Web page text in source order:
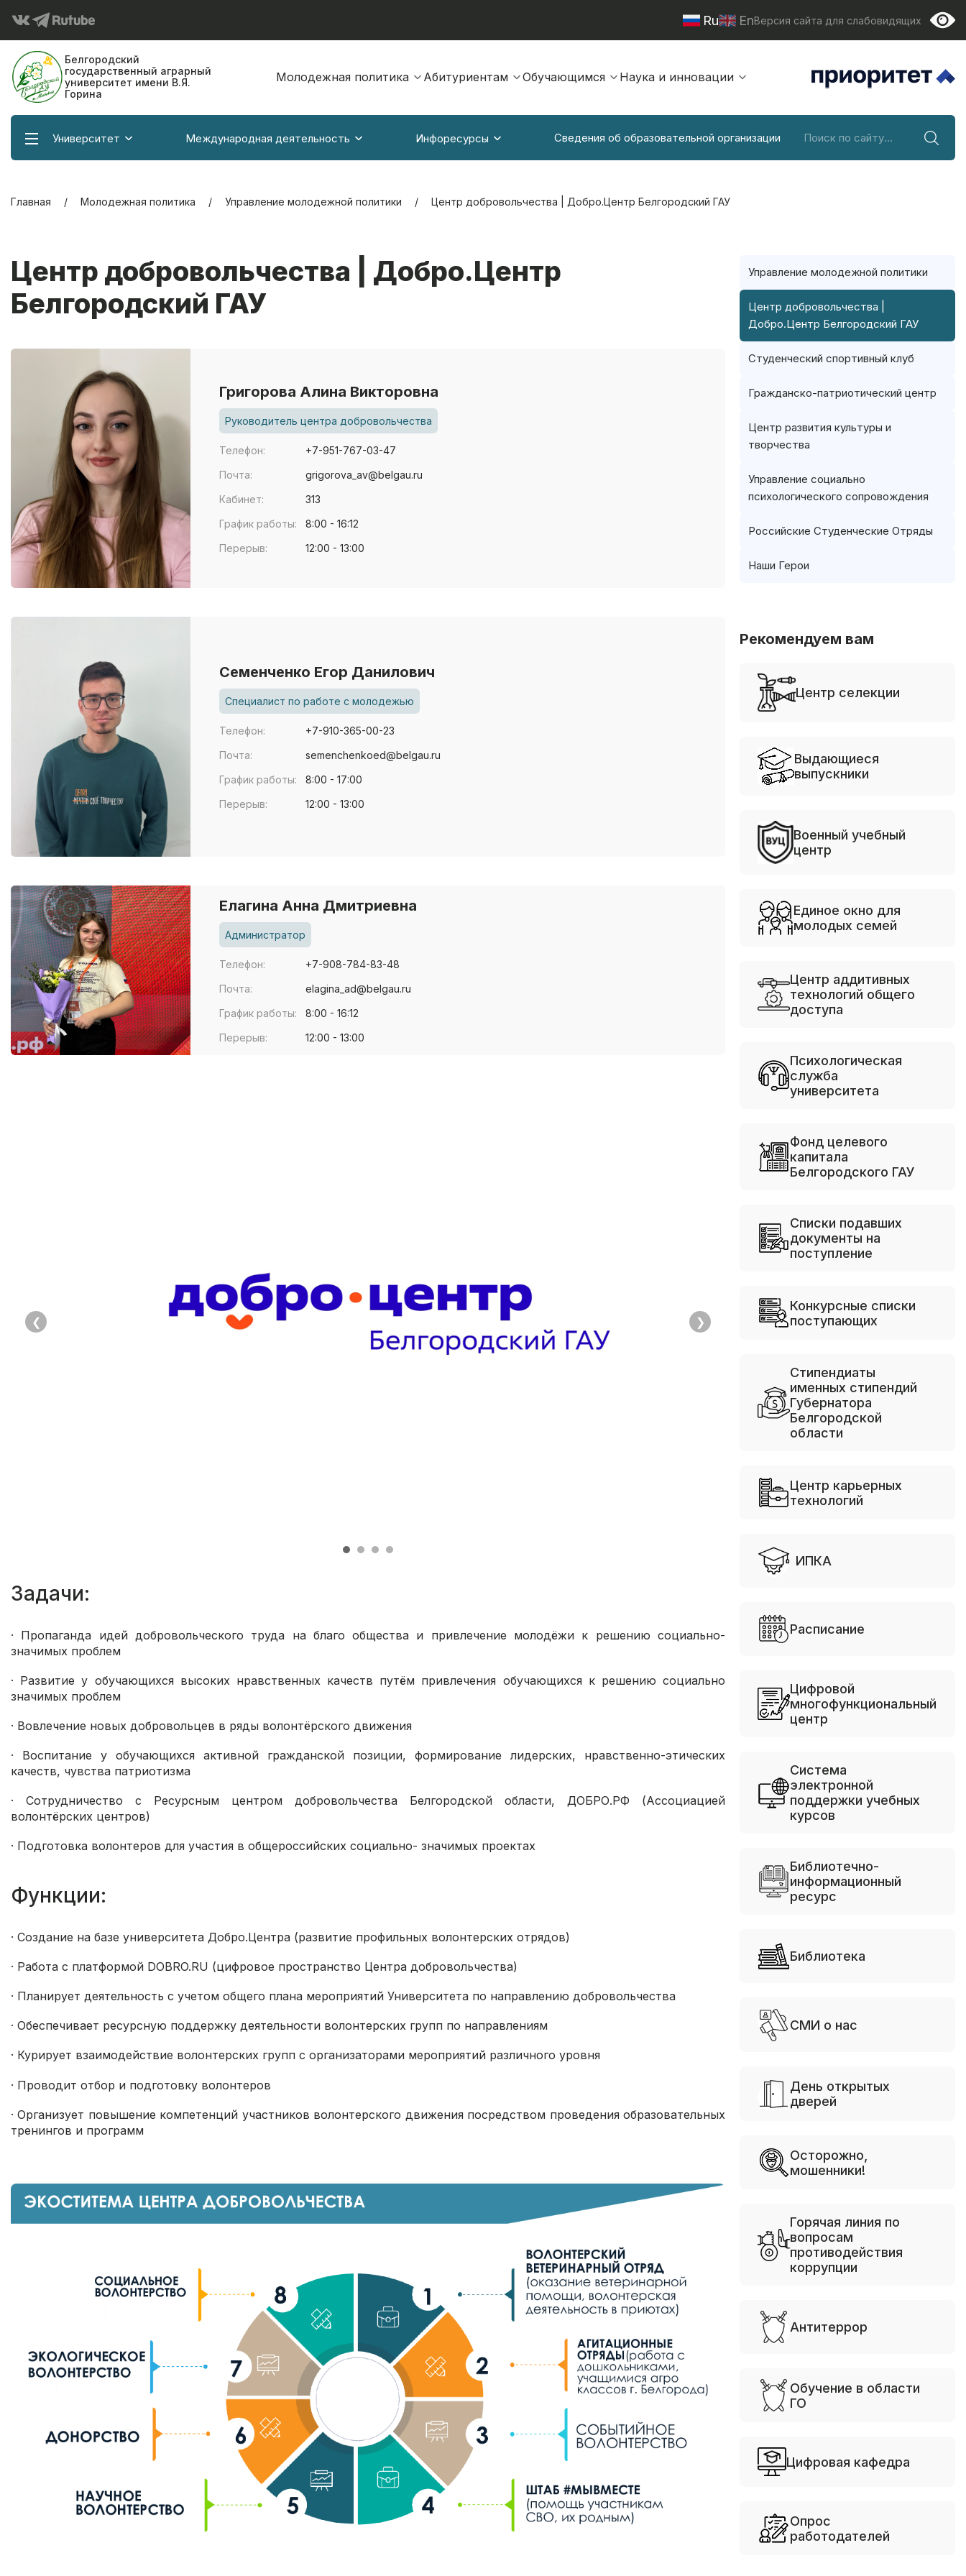
Ru EnВерсия сайта для слабовидящих
Белгородский
государственный аграрный
университет имени В.Я.
Горина
Молодежная политика Абитуриентам Обучающимся Наука и инновации
Университет Международная деятельность Инфоресурсы Сведения об образовательной организации
Главная Молодежная политика Управление молодежной политики Центр добровольчества | Добро.Центр Белгородский ГАУ
Центр добровольчества | Добро.Центр
Белгородский ГАУ
Григорова Алина Викторовна
Руководитель центра добровольчества
Телефон:
+7-951-767-03-47
Почта:
grigorova_av@belgau.ru
Кабинет:
313
График работы:
8:00 - 16:12
Перерыв:
12:00 - 13:00
Семенченко Егор Данилович
Специалист по работе с молодежью
Телефон:
+7-910-365-00-23
Почта:
semenchenkoed@belgau.ru
График работы:
8:00 - 17:00
Перерыв:
12:00 - 13:00
Елагина Анна Дмитриевна
Администратор
Телефон:
+7-908-784-83-48
Почта:
elagina_ad@belgau.ru
График работы:
8:00 - 16:12
Перерыв:
12:00 - 13:00
❮ ❯
Задачи:
· Пропаганда идей добровольческого труда на благо общества и привлечение молодёжи к решению социально-
значимых проблем
· Развитие у обучающихся высоких нравственных качеств путём привлечения обучающихся к решению социально
значимых проблем
· Вовлечение новых добровольцев в ряды волонтёрского движения
· Воспитание у обучающихся активной гражданской позиции, формирование лидерских, нравственно-этических
качеств, чувства патриотизма
· Сотрудничество с Ресурсным центром добровольчества Белгородской области, ДОБРО.РФ (Ассоциацией
волонтёрских центров)
· Подготовка волонтеров для участия в общероссийских социально- значимых проектах
Функции:
· Создание на базе университета Добро.Центра (развитие профильных волонтерских отрядов)
· Работа с платформой DOBRO.RU (цифровое пространство Центра добровольчества)
· Планирует деятельность с учетом общего плана мероприятий Университета по направлению добровольчества
· Обеспечивает ресурсную поддержку деятельности волонтерских групп по направлениям
· Курирует взаимодействие волонтерских групп с организаторами мероприятий различного уровня
· Проводит отбор и подготовку волонтеров
· Организует повышение компетенций участников волонтерского движения посредством проведения образовательных
тренингов и программ
Управление молодежной политики
Центр добровольчества |
Добро.Центр Белгородский ГАУ
Студенческий спортивный клуб
Гражданско-патриотический центр
Центр развития культуры и
творчества
Управление социально
психологического сопровождения
Российские Студенческие Отряды
Наши Герои
Рекомендуем вам
Центр селекции
Выдающиеся
выпускники
Военный учебный
центр
Единое окно для
молодых семей
Центр аддитивных
технологий общего
доступа
Психологическая
служба
университета
Фонд целевого
капитала
Белгородского ГАУ
Списки подавших
документы на
поступление
Конкурсные списки
поступающих
Стипендиаты
именных стипендий
Губернатора
Белгородской
области
Центр карьерных
технологий
ИПКА
Расписание
Цифровой
многофункциональный
центр
Система
электронной
поддержки учебных
курсов
Библиотечно-
информационный
ресурс
Библиотека
СМИ о нас
День открытых
дверей
Осторожно,
мошенники!
Горячая линия по
вопросам
противодействия
коррупции
Антитеррор
Обучение в области
ГО
Цифровая кафедра
Опрос
работодателей